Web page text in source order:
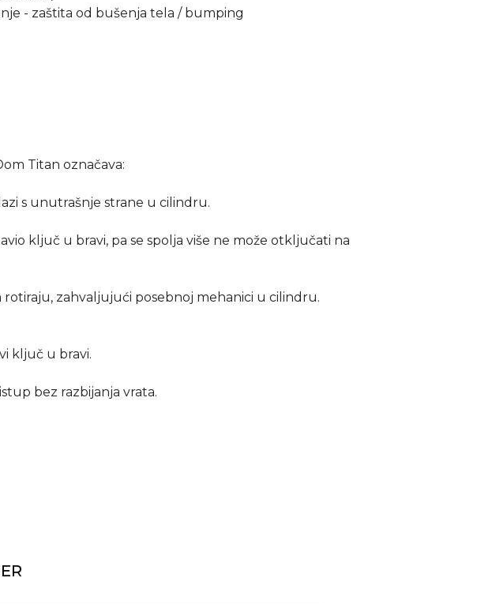
- zaštita od bušenja tela / bumping
Titan označava:
s unutrašnje strane u cilindru.
ključ u bravi, pa se spolja više ne može otključati na
zahvaljujući posebnoj mehanici u cilindru.
ključ u bravi.
bez razbijanja vrata.